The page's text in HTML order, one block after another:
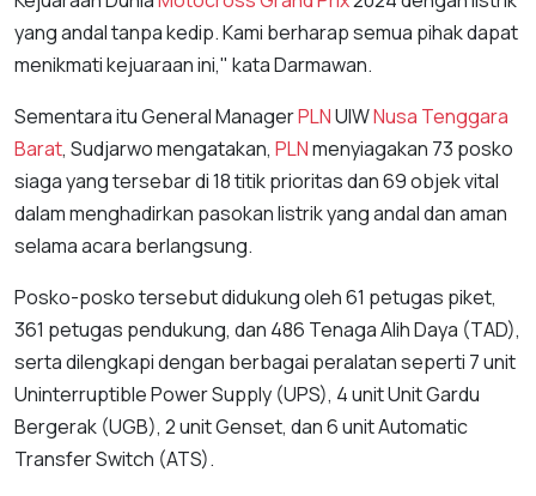
yang andal tanpa kedip. Kami berharap semua pihak dapat
menikmati kejuaraan ini," kata Darmawan.
Sementara itu General ManagerPLNUIWNusa Tenggara
Barat, Sudjarwo mengatakan, PLNmenyiagakan 73 posko
siaga yang tersebar di 18 titik prioritas dan 69 objek vital
dalam menghadirkan pasokan listrik yang andal dan aman
selama acara berlangsung.
Posko-posko tersebut didukung oleh 61 petugas piket,
361 petugas pendukung, dan 486 Tenaga Alih Daya (TAD),
serta dilengkapi dengan berbagai peralatan seperti 7 unit
Uninterruptible Power Supply (UPS), 4 unit Unit Gardu
Bergerak (UGB), 2 unit Genset, dan 6 unit Automatic
Transfer Switch (ATS).